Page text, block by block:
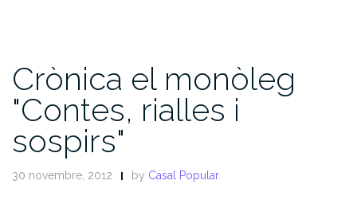
Crònica el monòleg
"Contes, rialles i
sospirs"
30 novembre, 2012 by Casal Popular